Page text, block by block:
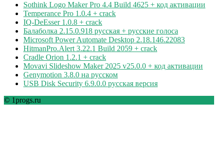
Sothink Logo Maker Pro 4.4 Build 4625 + код активации
Temperance Pro 1.0.4 + crack
IQ-DeEsser 1.0.8 + crack
Балаболка 2.15.0.918 русская + русские голоса
Microsoft Power Automate Desktop 2.18.146.22083
HitmanPro.Alert 3.22.1 Build 2059 + crack
Cradle Orion 1.2.1 + crack
Movavi Slideshow Maker 2025 v25.0.0 + код активации
Genymotion 3.8.0 на русском
USB Disk Security 6.9.0.0 русская версия
© 1progs.ru